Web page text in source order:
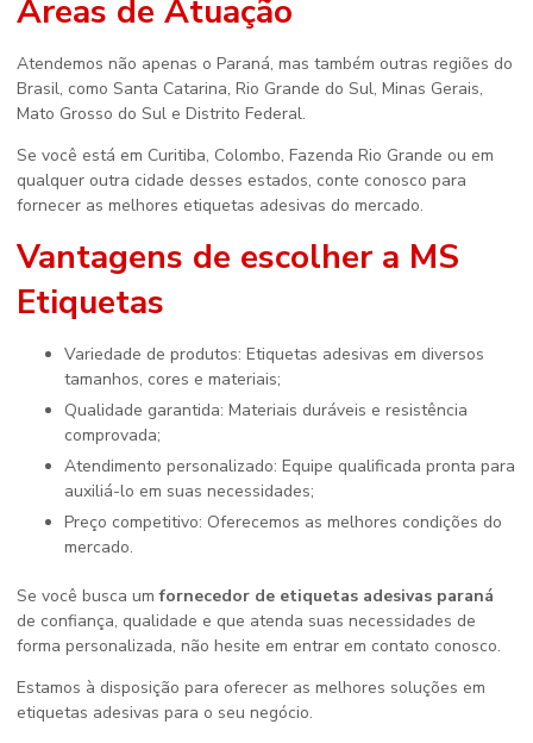
Áreas de Atuação
Atendemos não apenas o Paraná, mas também outras regiões do
Brasil, como Santa Catarina, Rio Grande do Sul, Minas Gerais,
Mato Grosso do Sul e Distrito Federal.
Se você está em Curitiba, Colombo, Fazenda Rio Grande ou em
qualquer outra cidade desses estados, conte conosco para
fornecer as melhores etiquetas adesivas do mercado.
Vantagens de escolher a MS
Etiquetas
Variedade de produtos: Etiquetas adesivas em diversos
tamanhos, cores e materiais;
Qualidade garantida: Materiais duráveis e resistência
comprovada;
Atendimento personalizado: Equipe qualificada pronta para
auxiliá-lo em suas necessidades;
Preço competitivo: Oferecemos as melhores condições do
mercado.
Se você busca umfornecedor de etiquetas adesivas paraná
de confiança, qualidade e que atenda suas necessidades de
forma personalizada, não hesite em entrar em contato conosco.
Estamos à disposição para oferecer as melhores soluções em
etiquetas adesivas para o seu negócio.